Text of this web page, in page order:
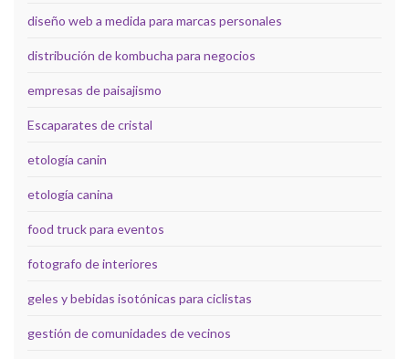
diseño web a medida para marcas personales
distribución de kombucha para negocios
empresas de paisajismo
Escaparates de cristal
etología canin
etología canina
food truck para eventos
fotografo de interiores
geles y bebidas isotónicas para ciclistas
gestión de comunidades de vecinos